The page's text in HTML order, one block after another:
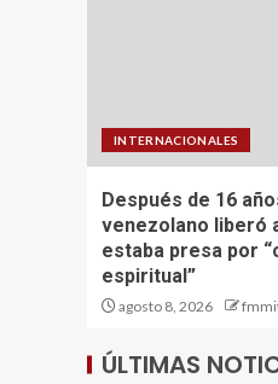
INTERNACIONALES
Después de 16
venezolano liberó
estaba presa por
espiritual”
agosto 8, 2026
ÚLTIMAS